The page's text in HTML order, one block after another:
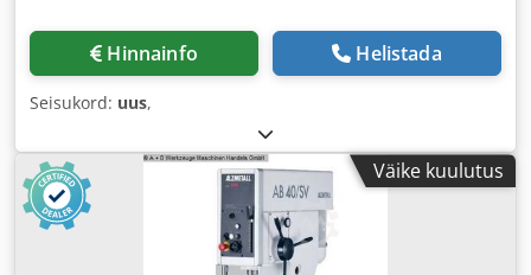
Hinnainfo Helistada
Seisukord: uus,
Väike kuulutus